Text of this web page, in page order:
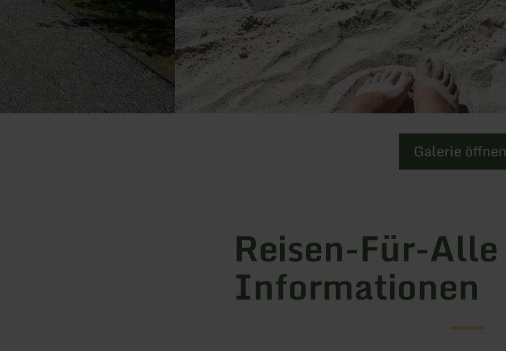
Galerie öffnen
Reisen-Für-Alle
Informationen